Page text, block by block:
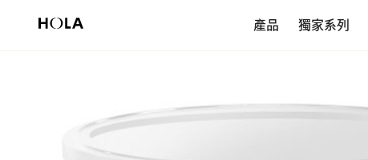
產品 獨家系列